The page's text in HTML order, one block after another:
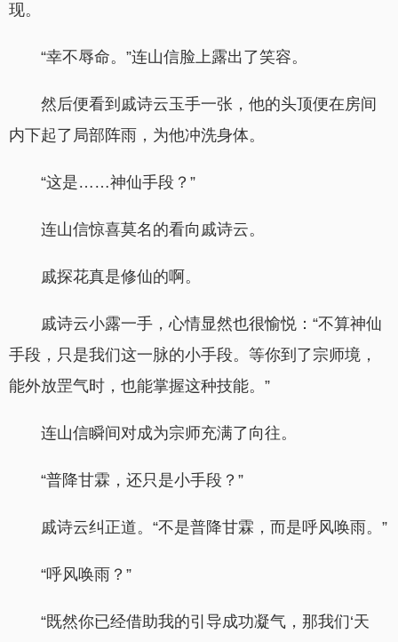
现。
“幸不辱命。”连山信脸上露出了笑容。
然后便看到戚诗云玉手一张，他的头顶便在房间
内下起了局部阵雨，为他冲洗身体。
“这是……神仙手段？”
连山信惊喜莫名的看向戚诗云。
戚探花真是修仙的啊。
戚诗云小露一手，心情显然也很愉悦：“不算神仙
手段，只是我们这一脉的小手段。等你到了宗师境，
能外放罡气时，也能掌握这种技能。”
连山信瞬间对成为宗师充满了向往。
“普降甘霖，还只是小手段？”
戚诗云纠正道。“不是普降甘霖，而是呼风唤雨。”
“呼风唤雨？”
“既然你已经借助我的引导成功凝气，那我们‘天